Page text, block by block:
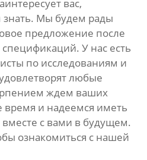
вас,
знать. Мы будем рады
предложение после
У нас есть
по исследованиям и
любые
ждем ваших
и надеемся иметь
вместе с вами в будущем.
ознакомиться с нашей